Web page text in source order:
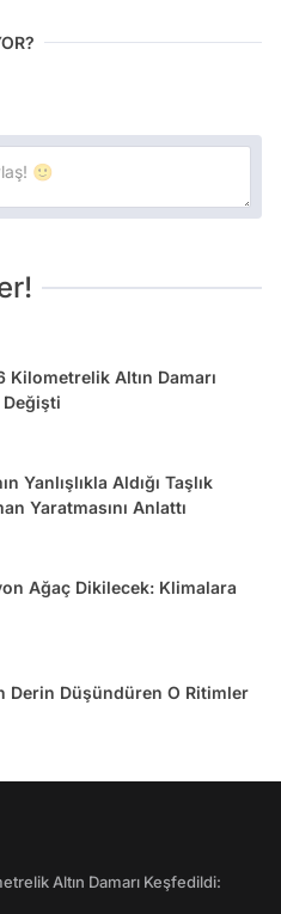
Altın Damarı
Yanlışlıkla Aldığı Taşlık
Yaratmasını Anlattı
Ağaç Dikilecek: Klimalara
Derin Düşündüren O Ritimler
Altın Damarı Keşfedildi: